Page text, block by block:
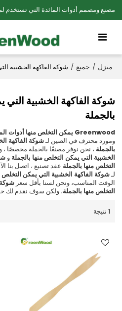
مصنع ومصمم أدوات المائدة التي تستخدم
منزل / جميع / شوكة الفاكهة الخشبية
شوكة الفاكهة الخشبية التي
بالجملة
Greenwood يمكن التخلص منها أدوات المائدة الخشبي
ومورد محترف في الصين لـشوكة الفاكهة
بالجملة ، نحن نوفر مصنعًا بالجملة
الخشبية التي يمكن التخلص منها بالجملة و
التخلص منها بالجملة عقد تصنيع ، اتصل
لـشوكة الفاكهة الخشبية التي يمكن التخلص
الوقت المناسب، ونحن لسنا بأقل سعرشوكة
التخلص منها بالجملة، ولكن سوف نقدم لك
1 نتيجة